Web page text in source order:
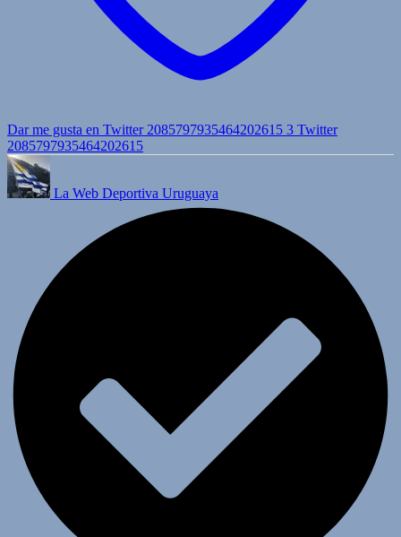
Dar me gusta en Twitter 2085797935464202615 3 Twitter
2085797935464202615
La Web Deportiva Uruguaya